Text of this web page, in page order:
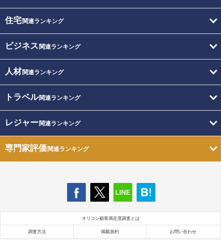
住宅関連ランキング
ビジネス 関連ランキング
人材関連ランキング
トラベル関連ランキング
レジャー関連ランキング
専門家評価関連ランキング
オリコン顧客満足度調査とは
調査方法 掲載規約 お問い合わせ